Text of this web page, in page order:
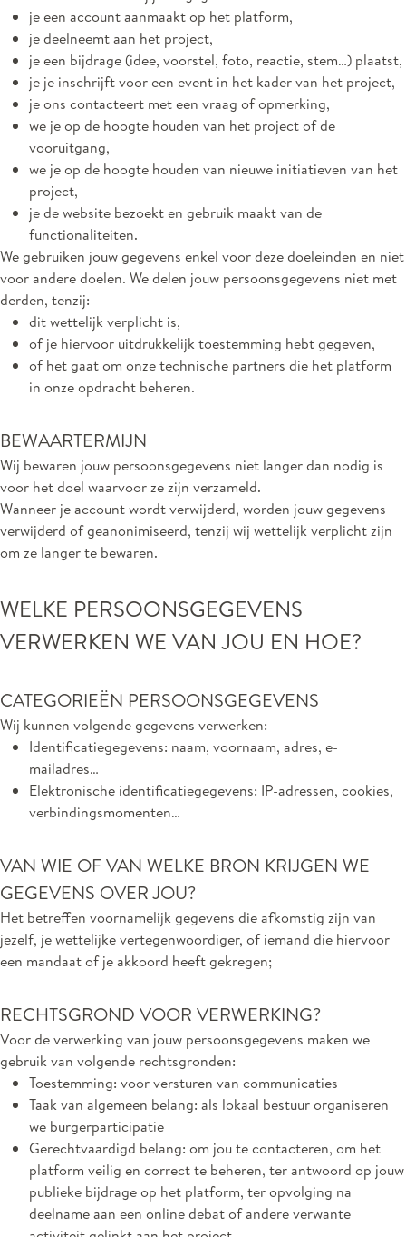
je een account aanmaakt op het platform,
je deelneemt aan het project,
je een bijdrage (idee, voorstel, foto, reactie, stem…) plaatst,
je je inschrijft voor een event in het kader van het project,
je ons contacteert met een vraag of opmerking,
we je op de hoogte houden van het project of de
vooruitgang,
we je op de hoogte houden van nieuwe initiatieven van het
project,
je de website bezoekt en gebruik maakt van de
functionaliteiten.
We gebruiken jouw gegevens enkel voor deze doeleinden en niet
voor andere doelen. We delen jouw persoonsgegevens niet met
derden, tenzij:
dit wettelijk verplicht is,
of je hiervoor uitdrukkelijk toestemming hebt gegeven,
of het gaat om onze technische partners die het platform
in onze opdracht beheren.
BEWAARTERMIJN
Wij bewaren jouw persoonsgegevens niet langer dan nodig is
voor het doel waarvoor ze zijn verzameld.
Wanneer je account wordt verwijderd, worden jouw gegevens
verwijderd of geanonimiseerd, tenzij wij wettelijk verplicht zijn
om ze langer te bewaren.
WELKE PERSOONSGEGEVENS
VERWERKEN WE VAN JOU EN HOE?
CATEGORIEËN PERSOONSGEGEVENS
Wij kunnen volgende gegevens verwerken:
Identificatiegegevens: naam, voornaam, adres, e-
mailadres…
Elektronische identificatiegegevens: IP-adressen, cookies,
verbindingsmomenten…
VAN WIE OF VAN WELKE BRON KRIJGEN WE
GEGEVENS OVER JOU?
Het betreffen voornamelijk gegevens die afkomstig zijn van
jezelf, je wettelijke vertegenwoordiger, of iemand die hiervoor
een mandaat of je akkoord heeft gekregen;
RECHTSGROND VOOR VERWERKING?
Voor de verwerking van jouw persoonsgegevens maken we
gebruik van volgende rechtsgronden:
Toestemming: voor versturen van communicaties
Taak van algemeen belang: als lokaal bestuur organiseren
we burgerparticipatie
Gerechtvaardigd belang: om jou te contacteren, om het
platform veilig en correct te beheren, ter antwoord op jouw
publieke bijdrage op het platform, ter opvolging na
deelname aan een online debat of andere verwante